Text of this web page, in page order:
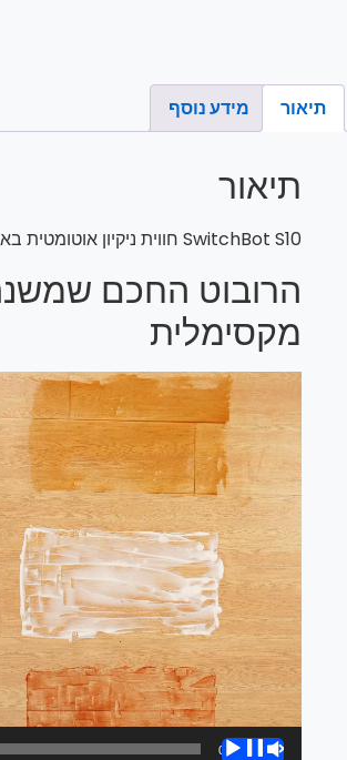
תיאור מידע נוסף
תיאור
SwitchBot S10 חווית ניקיון אוטומטית באמת
הרובוט החכם
מקסימלית
נגן
וידאו
00:00